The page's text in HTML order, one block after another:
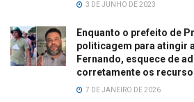
3 DE JUNHO DE 2023
Enquanto o prefeito de
politicagem para atingir
Fernando, esquece de
corretamente os
7 DE JANEIRO DE 2026